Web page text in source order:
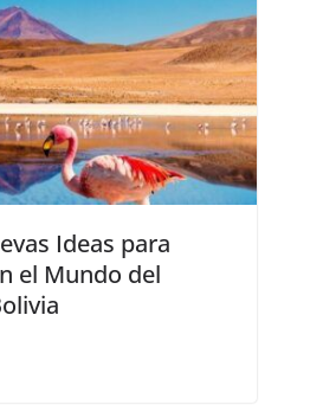
Ideas para
el Mundo del